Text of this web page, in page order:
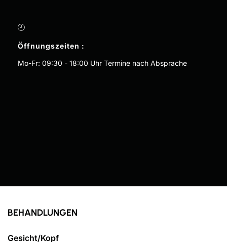
Öffnungszeiten :
Mo-Fr: 09:30 - 18:00 Uhr Termine nach Absprache
BEHANDLUNGEN
Gesicht/Kopf